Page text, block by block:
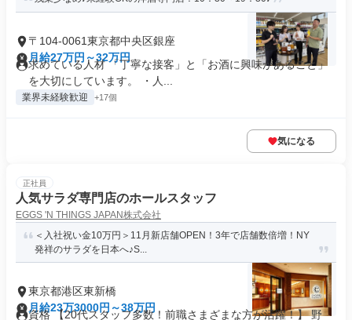
〒104-0061東京都中央区銀座
月給27万円～32万円
求めている人材 「丁寧な接客」と「お酒に興味があること」
を大切にしています。 ・人...
業界未経験歓迎 +17個
気になる
正社員
人気サラダ専門店のホールスタッフ
EGGS 'N THINGS JAPAN株式会社
＜入社祝い金10万円＞11月新店舗OPEN！3年で店舗数倍増！NY
発祥のサラダを日本へ♪S...
東京都港区東新橋
月給23万3000円～38万円
資格 【20代スタッフ多数！前職さまざまな方が活躍！】 野